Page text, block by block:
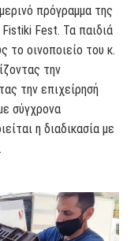
πρόγραμμα της
Fest. Τα παιδιά
το οινοποιείο του κ.
την
την επιχείρησή
σύγχρονα
η διαδικασία με